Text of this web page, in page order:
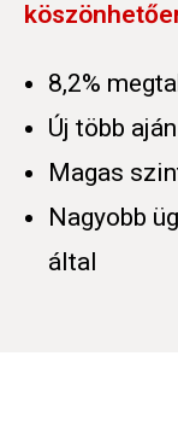
8,2%
Új több
Magas
Nagyobb
által